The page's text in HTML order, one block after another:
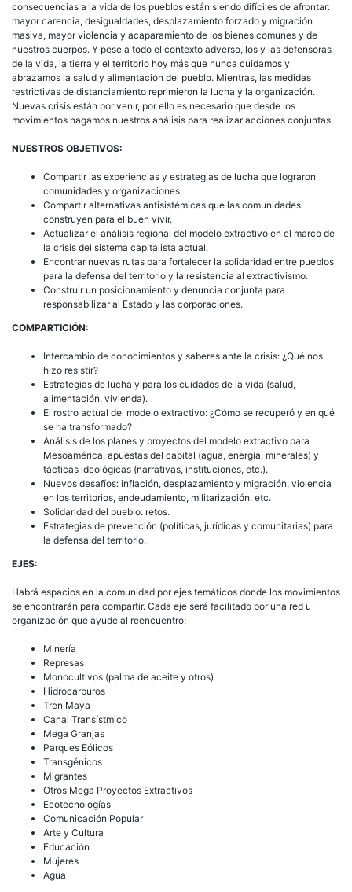
consecuencias a la vida de los pueblos están siendo difíciles de afrontar:
mayor carencia, desigualdades, desplazamiento forzado y migración
masiva, mayor violencia y acaparamiento de los bienes comunes y de
nuestros cuerpos. Y pese a todo el contexto adverso, los y las defensoras
de la vida, la tierra y el territorio hoy más que nunca cuidamos y
abrazamos la salud y alimentación del pueblo. Mientras, las medidas
restrictivas de distanciamiento reprimieron la lucha y la organización.
Nuevas crisis están por venir, por ello es necesario que desde los
movimientos hagamos nuestros análisis para realizar acciones conjuntas.
NUESTROS OBJETIVOS:
Compartir las experiencias y estrategias de lucha que lograron
comunidades y organizaciones.
Compartir alternativas antisistémicas que las comunidades
construyen para el buen vivir.
Actualizar el análisis regional del modelo extractivo en el marco de
la crisis del sistema capitalista actual.
Encontrar nuevas rutas para fortalecer la solidaridad entre pueblos
para la defensa del territorio y la resistencia al extractivismo.
Construir un posicionamiento y denuncia conjunta para
responsabilizar al Estado y las corporaciones.
COMPARTICIÓN:
Intercambio de conocimientos y saberes ante la crisis: ¿Qué nos
hizo resistir?
Estrategias de lucha y para los cuidados de la vida (salud,
alimentación, vivienda).
El rostro actual del modelo extractivo: ¿Cómo se recuperó y en qué
se ha transformado?
Análisis de los planes y proyectos del modelo extractivo para
Mesoamérica, apuestas del capital (agua, energía, minerales) y
tácticas ideológicas (narrativas, instituciones, etc.).
Nuevos desafíos: inflación, desplazamiento y migración, violencia
en los territorios, endeudamiento, militarización, etc.
Solidaridad del pueblo: retos.
Estrategias de prevención (políticas, jurídicas y comunitarias) para
la defensa del territorio.
EJES:
Habrá espacios en la comunidad por ejes temáticos donde los movimientos
se encontrarán para compartir. Cada eje será facilitado por una red u
organización que ayude al reencuentro:
Minería
Represas
Monocultivos (palma de aceite y otros)
Hidrocarburos
Tren Maya
Canal Transístmico
Mega Granjas
Parques Eólicos
Transgénicos
Migrantes
Otros Mega Proyectos Extractivos
Ecotecnologías
Comunicación Popular
Arte y Cultura
Educación
Mujeres
Agua